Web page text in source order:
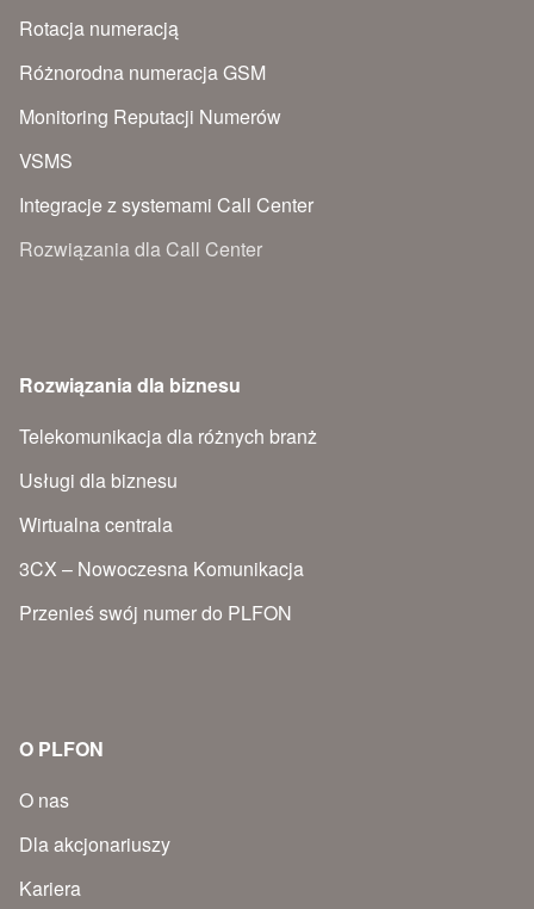
Rotacja numeracją
Różnorodna numeracja GSM
Monitoring Reputacji Numerów
VSMS
Integracje z systemami Call Center
Rozwiązania dla Call Center
Rozwiązania dla biznesu
Telekomunikacja dla różnych branż
Usługi dla biznesu
Wirtualna centrala
3CX – Nowoczesna Komunikacja
Przenieś swój numer do PLFON
O PLFON
O nas
Dla akcjonariuszy
Kariera